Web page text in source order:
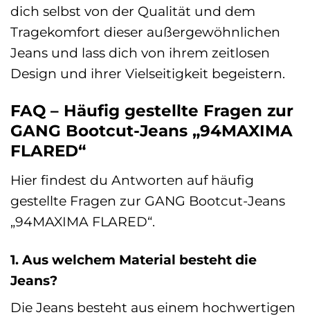
dich selbst von der Qualität und dem
Tragekomfort dieser außergewöhnlichen
Jeans und lass dich von ihrem zeitlosen
Design und ihrer Vielseitigkeit begeistern.
FAQ – Häufig gestellte Fragen zur
GANG Bootcut-Jeans „94MAXIMA
FLARED“
Hier findest du Antworten auf häufig
gestellte Fragen zur GANG Bootcut-Jeans
„94MAXIMA FLARED“.
1. Aus welchem Material besteht die
Jeans?
Die Jeans besteht aus einem hochwertigen